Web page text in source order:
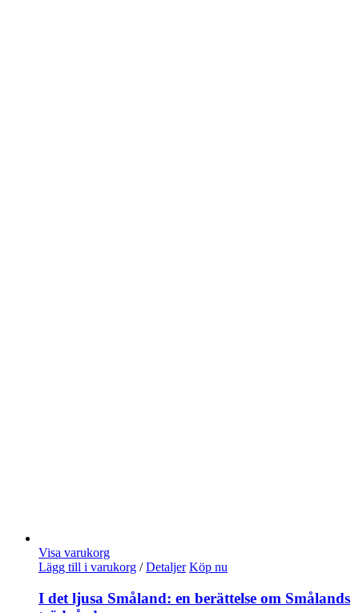
Visa varukorg
Lägg till i varukorg / Detaljer Köp nu
I det ljusa Småland: en berättelse om Smålands